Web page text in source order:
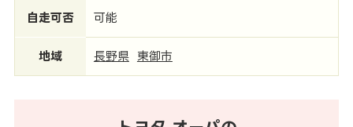
自走可否 可能
地域 長野県 東御市